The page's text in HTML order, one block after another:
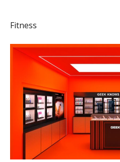
Fitness